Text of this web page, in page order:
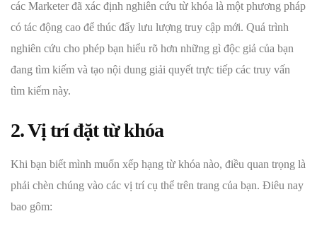
các Marketer đã xác định nghiên cứu từ khóa là một phương pháp
có tác động cao để thúc đẩy lưu lượng truy cập mới. Quá trình
nghiên cứu cho phép bạn hiểu rõ hơn những gì độc giả của bạn
đang tìm kiếm và tạo nội dung giải quyết trực tiếp các truy vấn
tìm kiếm này.
2. Vị trí đặt từ khóa
Khi bạn biết mình muốn xếp hạng từ khóa nào, điều quan trọng là
phải chèn chúng vào các vị trí cụ thể trên trang của bạn. Điêu nay
bao gôm: